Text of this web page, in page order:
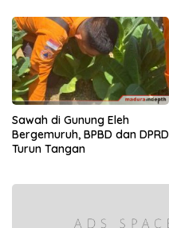
Sawah di Gunung Eleh
Bergemuruh, BPBD dan DPRD
Turun Tangan